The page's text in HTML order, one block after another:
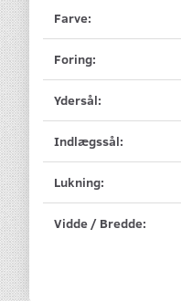
Farve:
Foring:
Ydersål:
Indlægssål:
Lukning:
Vidde / Bredde: